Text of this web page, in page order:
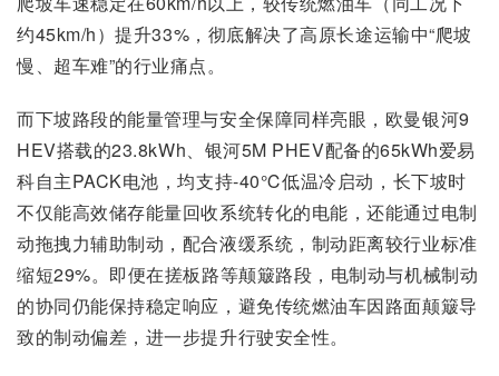
约45km/h）提升33%，彻底解决了高原长途运输中“爬坡
慢、超车难”的行业痛点。
而下坡路段的能量管理与安全保障同样亮眼，欧曼银河9
HEV搭载的23.8kWh、银河5M PHEV配备的65kWh爱易
科自主PACK电池，均支持-40℃低温冷启动，长下坡时
不仅能高效储存能量回收系统转化的电能，还能通过电制
动拖拽力辅助制动，配合液缓系统，制动距离较行业标准
缩短29%。即便在搓板路等颠簸路段，电制动与机械制动
的协同仍能保持稳定响应，避免传统燃油车因路面颠簸导
致的制动偏差，进一步提升行驶安全性。